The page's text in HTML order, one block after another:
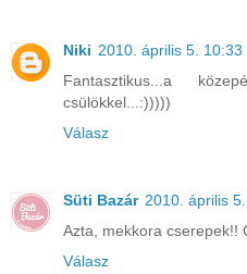
Niki 2010. április 5. 10:33
Fantasztikus...a
csülökkel...:)))))
Válasz
Süti Bazár 2010. április
Azta, mekkora cserepek!!
Válasz